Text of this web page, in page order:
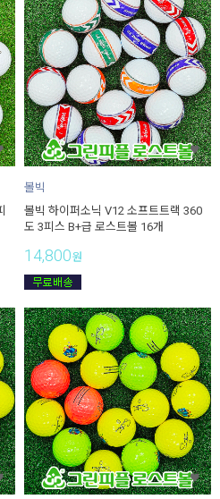
볼빅
볼빅 하이퍼소닉 V12 소프트트랙 360
도 3피스 B+급 로스트볼 16개
14,800원